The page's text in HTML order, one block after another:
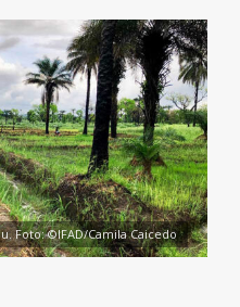
Foto: ©IFAD/Camila Caicedo